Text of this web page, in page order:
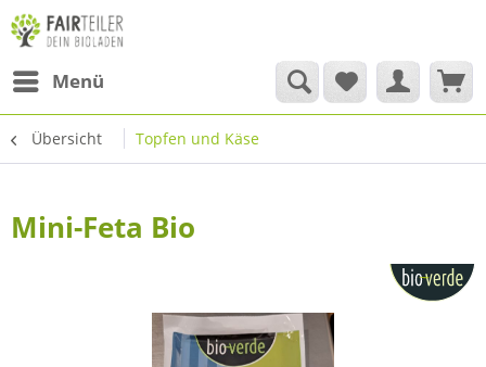
Menü
Übersicht Topfen und Käse
Mini-Feta Bio